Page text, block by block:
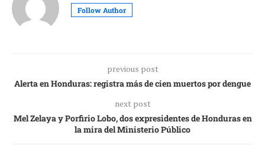
Follow Author
previous post
Alerta en Honduras: registra más de cien muertos por dengue
next post
Mel Zelaya y Porfirio Lobo, dos expresidentes de Honduras en
la mira del Ministerio Público